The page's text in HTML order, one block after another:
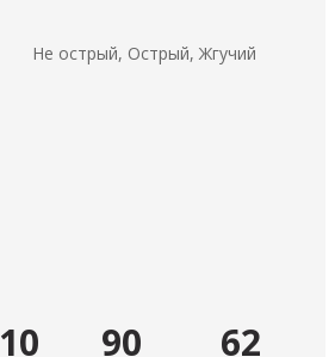
Не острый, Острый, Жгучий
10 90 62